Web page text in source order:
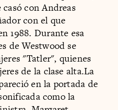
casó con Andreas
con el que
1988. Durante esa
de Westwood se
"Tatler", quienes
de la clase alta.La
en la portada de
como la